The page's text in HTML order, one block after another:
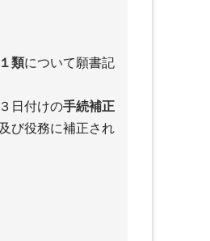
類について願書記
日付けの手続補正
び役務に補正され